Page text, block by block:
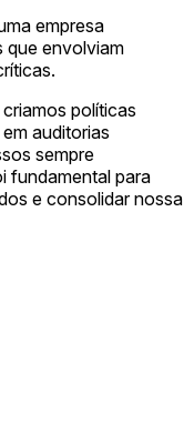
empresa
que envolviam
políticas
auditorias
sempre
fundamental para
e consolidar nossa